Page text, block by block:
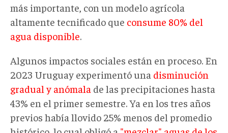
más importante, con un modelo agrícola
altamente tecnificado que consume 80% del
agua disponible.
Algunos impactos sociales están en proceso. En
2023 Uruguay experimentó una disminución
gradual y anómala de las precipitaciones hasta
43% en el primer semestre. Ya en los tres años
previos había llovido 25% menos del promedio